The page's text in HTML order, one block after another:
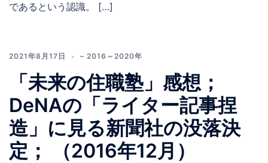
であるという認識。 […]
2021年8月17日 – 2016～2020年
「未来の住職塾」感想；
DeNAの「ライター記事捏
造」に見る新聞社の没落決
定； （2016年12月）